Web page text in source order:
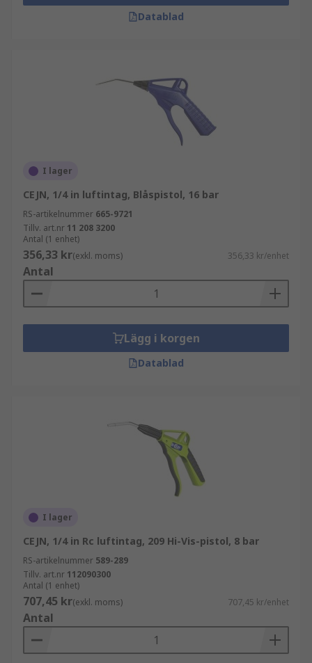
Datablad
I lager
CEJN, 1/4 in luftintag, Blåspistol, 16 bar
RS-artikelnummer 665-9721
Tillv. art.nr 11 208 3200
Antal (1 enhet)
356,33 kr(exkl. moms) 356,33 kr/enhet
Antal
Lägg i korgen
Datablad
I lager
CEJN, 1/4 in Rc luftintag, 209 Hi-Vis-pistol, 8 bar
RS-artikelnummer 589-289
Tillv. art.nr 112090300
Antal (1 enhet)
707,45 kr(exkl. moms) 707,45 kr/enhet
Antal